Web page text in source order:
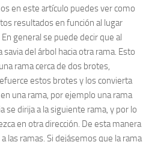
en este artículo puedes ver como
resultados en función al lugar
general se puede decir que al
del árbol hacia otra rama. Esto
rama cerca de dos brotes,
estos brotes y los convierta
una rama, por ejemplo una rama
se dirija a la siguiente rama, y por lo
en otra dirección. De esta manera
las ramas. Si dejásemos que la rama